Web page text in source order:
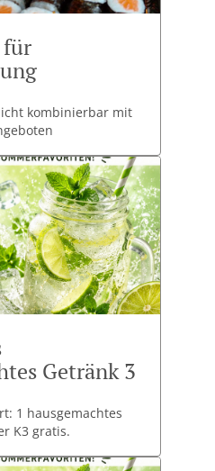
für
kombinierbar mit
Getränk 3
1 hausgemachtes
K3 gratis.